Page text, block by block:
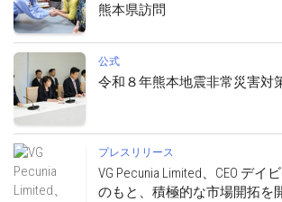
熊本県訪問
公式
令和８年熊本地震非常災害対
プレスリリース
VG Pecunia Limited、CEO デイ
のもと、積極的な市場開拓を